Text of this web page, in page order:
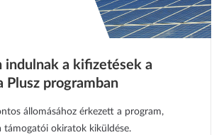
indulnak a kifizetések a
Plusz programban
állomásához érkezett a program,
támogatói okiratok kiküldése.